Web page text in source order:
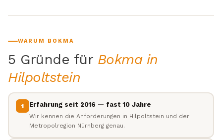
WARUM BOKMA
5 Gründe für Bokma in
Hilpoltstein
1 Erfahrung seit 2016 — fast 10 Jahre
Wir kennen die Anforderungen in Hilpoltstein und der
Metropolregion Nürnberg genau.